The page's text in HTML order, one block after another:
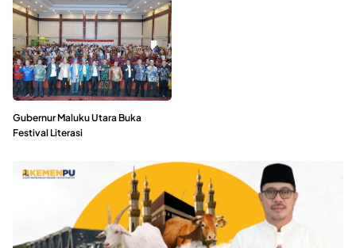
Gubernur Maluku Utara Buka
Festival Literasi